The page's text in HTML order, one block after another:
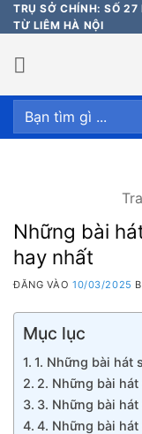
Bỏ
qua
nội
dung
TRỤ SỞ CHÍNH: SỐ
TỪ LIÊM HÀ NỘI
Tìm
kiếm:
Những bài
hay nhất
ĐĂNG VÀO10/03/2025
Mục lục
1. Những bài hát
2. Những bài
3. Những bài
4. Những bài